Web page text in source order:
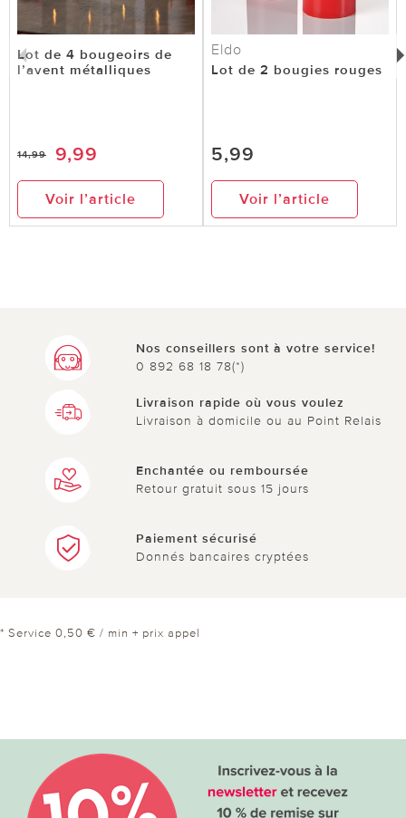
Lot de 4 bougeoirs de
l’avent métalliques
14,99 9,99
Voir l’article
Eldo
Lot de 2 bougies rouges
5,99
Voir l’article
Nos conseillers sont à votre service!
0 892 68 18 78(*)
Livraison rapide où vous voulez
Livraison à domicile ou au Point Relais
Enchantée ou remboursée
Retour gratuit sous 15 jours
Paiement sécurisé
Donnés bancaires cryptées
* Service 0,50 € / min + prix appel